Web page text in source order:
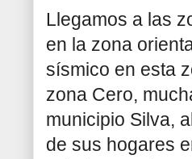
Llegamos a las
en la zona
sísmico en esta
zona Cero,
municipio Silva,
de sus hogares